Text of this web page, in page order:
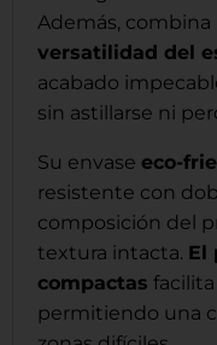
Además, combina
versatilidad del
acabado
sin astillarse ni
Su envase eco-
resistente con
composición del
textura intacta. El
compactas
permitiendo una